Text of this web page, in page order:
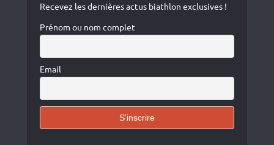
Recevez les dernières actus biathlon exclusives !
Prénom ou nom complet
Email